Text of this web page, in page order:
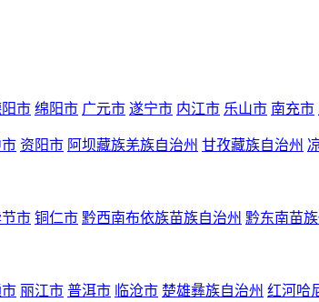
市 绵阳市 广元市 遂宁市 内江市 乐山市 南充市
市 资阳市 阿坝藏族羌族自治州 甘孜藏族自治州
市 铜仁市 黔西南布依族苗族自治州 黔东南苗
丽江市 普洱市 临沧市 楚雄彝族自治州 红河哈